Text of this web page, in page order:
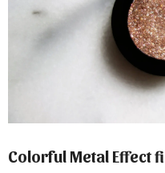
Colorful Metal Effect